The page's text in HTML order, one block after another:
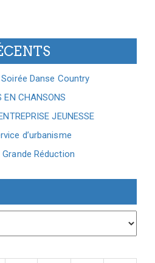
Danse Country
EN CHANSONS
JEUNESSE
d’urbanisme
Réduction